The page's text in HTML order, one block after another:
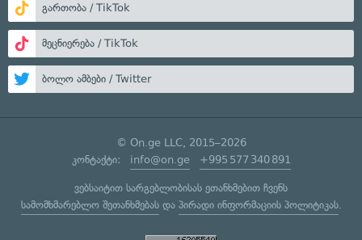
გართობა / TikTok
მეცნიერება / TikTok
ბოლო ამბები / Twitter
© On.ge LLC, 2015–2026
კონტაქტი: info@on.ge +995 577 340 891
ვებსაიტით სარგებლობისას ეთანხმებით ჩვენს
სამომხმარებლო შეთანხმებასდა პირადი ინფორმაციის პოლიტიკას.